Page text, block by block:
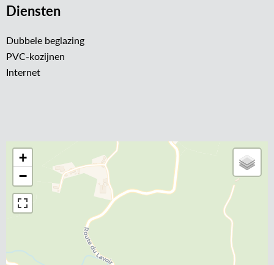
Diensten
Dubbele beglazing
PVC-kozijnen
Internet
+
−